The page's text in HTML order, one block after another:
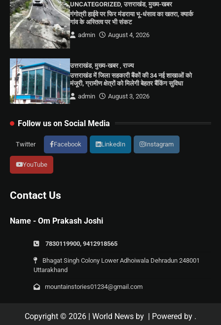
UNCATEGORIZED,उत्तराखंड,मुख्य-खबर
गंगोत्री हाईवे पर फिर मंडराया भू-धंसाव का खतरा, क्यार्क
गांव के अस्तित्व पर भी संकट
admin
August 4, 2026
उत्तराखंड,मुख्य-खबर ,राज्य
उत्तराखंड में जिला सहकारी बैंकों की 34 नई शाखाओं को
मंजूरी, ग्रामीण क्षेत्रों को मिलेगी बेहतर बैंकिंग सुविधा
admin
August 3, 2026
Follow us on Social Media
Twitter Facebook LinkedIn Instagram
YouTube
Contact Us
Name - Om Prakash Joshi
7830119900, 9412918565
Bhagat Singh Colony Lower Adhoiwala Dehradun 248001
Uttarakhand
mountainstories01234@gmail.com
Copyright © 2026 | World News by | Powered by .